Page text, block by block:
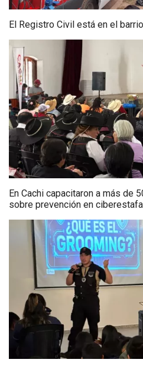
El Registro Civil está en el
En Cachi capacitaron a más de
sobre prevención en